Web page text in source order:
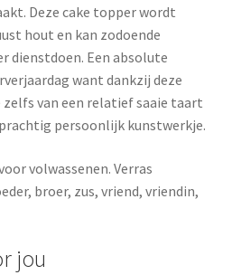
Deze cake topper wordt
hout en kan zodoende
dienstdoen. Een absolute
want dankzij deze
van een relatief saaie taart
persoonlijk kunstwerkje.
volwassenen. Verras
broer, zus, vriend, vriendin,
jou